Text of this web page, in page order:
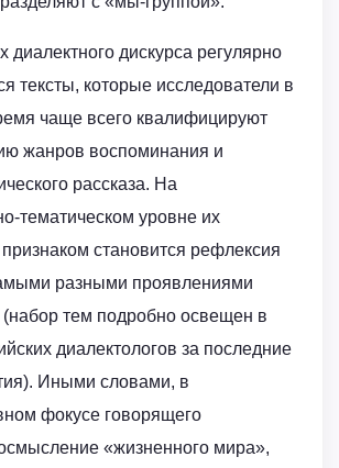
диалектного дискурса регулярно
тексты, которые исследователи в
чаще всего квалифицируют
жанров воспоминания и
рассказа. На
тематическом уровне их
становится рефлексия
разными проявлениями
тем подробно освещен в
диалектологов за последние
Иными словами, в
фокусе говорящего
«жизненного мира»,